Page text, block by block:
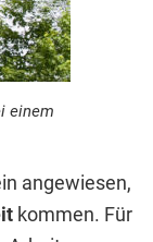
einem
angewiesen,
kommen. Für